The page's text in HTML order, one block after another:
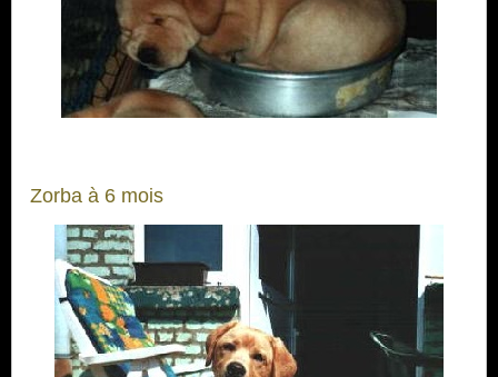
Zorba à 6 mois